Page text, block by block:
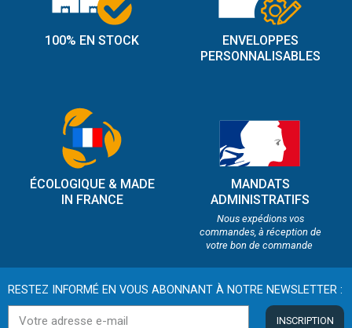
100% EN STOCK
ENVELOPPES
PERSONNALISABLES
ÉCOLOGIQUE & MADE
IN FRANCE
MANDATS
ADMINISTRATIFS
Nous expédions vos
commandes, à réception de
votre bon de commande
RESTEZ INFORMÉ EN VOUS ABONNANT À NOTRE NEWSLETTER :
INSCRIPTION